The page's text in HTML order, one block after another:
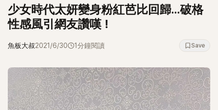
少女時代太妍變身粉紅芭比回歸...破格
性感風引網友讚嘆！
魚板大叔2021/6/30 1分鐘閱讀 Save